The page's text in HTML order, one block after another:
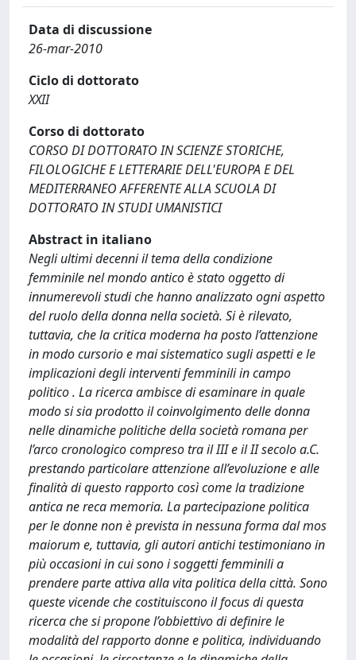
Data di discussione
26-mar-2010
Ciclo di dottorato
XXII
Corso di dottorato
CORSO DI DOTTORATO IN SCIENZE STORICHE,
FILOLOGICHE E LETTERARIE DELL'EUROPA E DEL
MEDITERRANEO AFFERENTE ALLA SCUOLA DI
DOTTORATO IN STUDI UMANISTICI
Abstract in italiano
Negli ultimi decenni il tema della condizione
femminile nel mondo antico è stato oggetto di
innumerevoli studi che hanno analizzato ogni aspetto
del ruolo della donna nella società. Si è rilevato,
tuttavia, che la critica moderna ha posto l’attenzione
in modo cursorio e mai sistematico sugli aspetti e le
implicazioni degli interventi femminili in campo
politico . La ricerca ambisce di esaminare in quale
modo si sia prodotto il coinvolgimento delle donna
nelle dinamiche politiche della società romana per
l’arco cronologico compreso tra il III e il II secolo a.C.
prestando particolare attenzione all’evoluzione e alle
finalità di questo rapporto così come la tradizione
antica ne reca memoria. La partecipazione politica
per le donne non è prevista in nessuna forma dal mos
maiorum e, tuttavia, gli autori antichi testimoniano in
più occasioni in cui sono i soggetti femminili a
prendere parte attiva alla vita politica della città. Sono
queste vicende che costituiscono il focus di questa
ricerca che si propone l’obbiettivo di definire le
modalità del rapporto donne e politica, individuando